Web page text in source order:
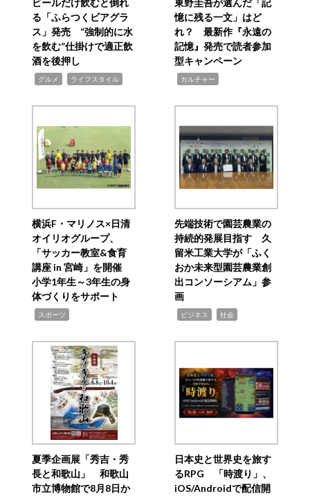
ビールだけ飲むと倒れ
る「ふらつくビアグラ
ス」発売 “強制的に水
を飲む”仕掛けで適正飲
酒を後押し
グルメ ライフスタイル
東野圭吾が選んだ「記
憶に残る一文」はど
れ？ 最新作『永遠の
記憶』発売で読者参加
型キャンペーン
カルチャー
横浜F・マリノス×日清
オイリオグループ、
「サッカー教室&食育
講座 in 宮崎」を開催
小学1年生～3年生の身
体づくりをサポート
スポーツ
先端技術で園芸農業の
持続的発展目指す 久
留米工業大学が「ふく
おか未来型園芸農業創
出コンソーシアム」参
画
ビジネス 社会
夏季企画展「秀吉・秀
長と和歌山」 和歌山
市立博物館で8月8日か
日本史と世界史を旅す
るRPG 「時渡り」、
iOS/Androidで配信開